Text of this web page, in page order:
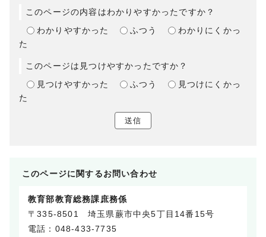
このページの内容はわかりやすかったですか？
わかりやすかった
ふつう
わかりにくかっ
た
このページは見つけやすかったですか？
見つけやすかった
ふつう
見つけにくかっ
た
送信
このページに関するお問い合わせ
教育部教育総務課庶務係
〒335-8501 埼玉県蕨市中央5丁目14番15号
電話：048-433-7735